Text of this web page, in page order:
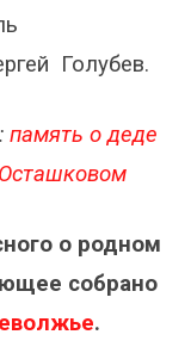
Голубев.
память о деде
о родном
собрано
.